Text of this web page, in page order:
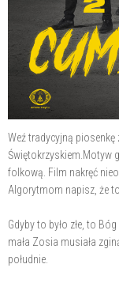
Weź tradycyjną
Świętokrzyskiem.Motyw
folkową. Film nakręć
Algorytmom napisz, że
Gdyby to było złe, to
mała Zosia musiała
południe.